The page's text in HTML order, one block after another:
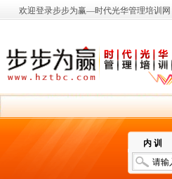
欢迎登录步步为赢—时代光华管理培训网
内 训